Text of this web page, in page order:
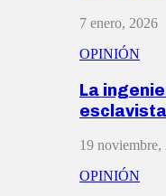
7 enero, 2026
OPINIÓN
La
esclavista
19 noviembre,
OPINIÓN